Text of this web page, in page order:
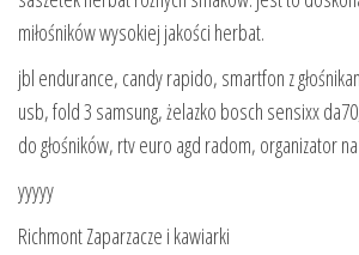
miłośników wysokiej jakości herbat.
jbl endurance, candy rapido, smartfon z
usb, fold 3 samsung, żelazko bosch sensixx
do głośników, rtv euro agd radom, organizator
yyyyy
Richmont Zaparzacze i kawiarki